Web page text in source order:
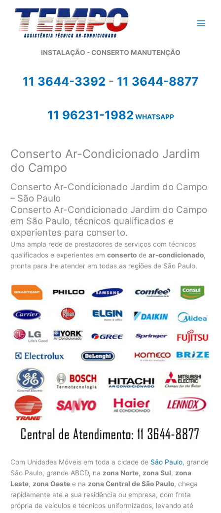
conteúdo
INSTALAÇÃO - CONSERTO MANUTENÇÃO
11 3644-3392 - 11 3644-8877
11 96231-1982 WHATSAPP
Conserto Ar-Condicionado Jardim
do Campo
Conserto Ar-Condicionado Jardim do Campo
– São Paulo
Conserto Ar-Condicionado Jardim do Campo
em São Paulo, técnicos qualificados e
experientes para conserto.
Uma ampla rede de prestadores de serviços com técnicos
qualificados e experientes emconserto dear-condicionado,
pronta para lhe atender em todas as regiões de São Paulo.
Com Unidades Móveis em toda a cidade de São Paulo, grande
São Paulo, grande ABCD, na zona Norte, zona Sul, zona
Leste, zona Oeste e na zona Central de São Paulo, chega
rapidamente até a sua residência ou empresa, com frota
própria de veículos e técnicos uniformizados, levando até